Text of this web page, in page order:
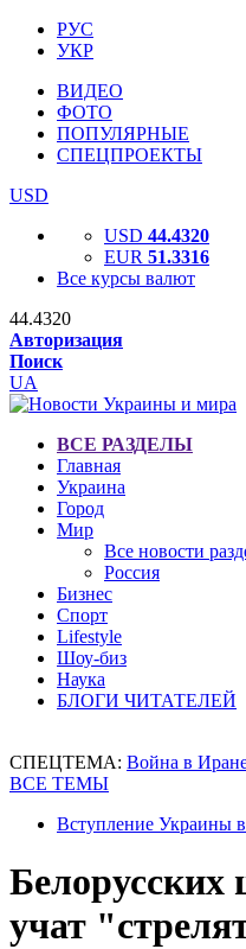
РУС
УКР
ВИДЕО
ФОТО
ПОПУЛЯРНЫЕ
СПЕЦПРОЕКТЫ
USD
USD 44.4320
EUR 51.3316
Все курсы валют
44.4320
Авторизация
Поиск
UA
ВСЕ РАЗДЕЛЫ
Главная
Украина
Город
Мир
Все новости
Россия
Бизнес
Спорт
Lifestyle
Шоу-биз
Наука
БЛОГИ ЧИТАТЕЛЕЙ
СПЕЦТЕМА: Война в
ВСЕ ТЕМЫ
Вступление Украины
учат